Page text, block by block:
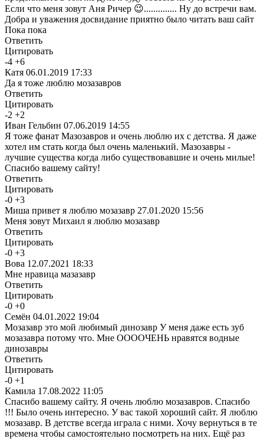
Если что меня зовут Аня Ричер 😉.............. Ну до встречи вам.
Добра и уважения досвидание приятно было читать ваш сайт
Пока пока
Ответить
Цитировать
-4 +6
Катя 06.01.2019 17:33
Да я тоже люблю мозазавров
Ответить
Цитировать
-2 +2
Иван Гельбин 07.06.2019 14:55
Я тоже фанат Мазозавров и очень люблю их с детства. Я даже
хотел им стать когда был очень маленький. Мазозавры -
лучшие существа когда либо существовавшие и очень милые!
Спасибо вашему сайту!
Ответить
Цитировать
-0 +3
Миша привет я люблю мозазавр 27.01.2020 15:56
Меня зовут Михаил я люблю мозазавр
Ответить
Цитировать
-0 +3
Вова 12.07.2021 18:33
Мне нравица мазазавр
Ответить
Цитировать
-0 +0
Семён 04.01.2022 19:04
Мозазавр это мой любимый динозавр У меня даже есть зуб
мозазавра потому что. Мне ООООЧЕНЬ нравятся водные
динозавры
Ответить
Цитировать
-0 +1
Камила 17.08.2022 11:05
Спасибо вашему сайту. Я очень люблю мозазавров. Спасибо
!!! Было очень интересно. У вас такой хороший сайт. Я люблю
мозазавр. В детстве всегда играла с ними. Хочу вернуться в те
времена чтобы самостоятельно посмотреть на них. Ещё раз